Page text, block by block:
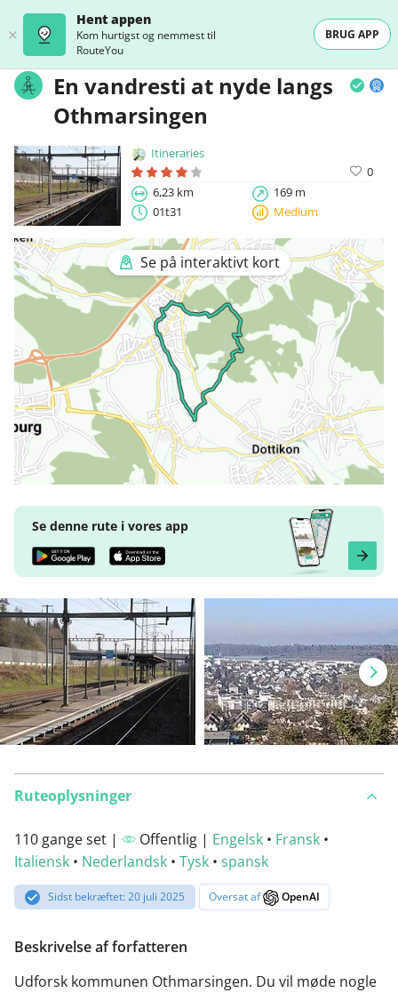
Hent appen
Kom hurtigst og nemmest til
RouteYou
BRUG APP
En vandresti at nyde langs
Othmarsingen
Itineraries
0
6,23 km
169 m
01t31
Medium
Se på interaktivt kort
Se denne rute i vores app
Ruteoplysninger
110 gange set | Offentlig | Engelsk • Fransk •
Italiensk • Nederlandsk • Tysk • spansk
Sidst bekræftet: 20 juli 2025 Oversat af OpenAI
Beskrivelse af forfatteren
Udforsk kommunen Othmarsingen. Du vil møde nogle